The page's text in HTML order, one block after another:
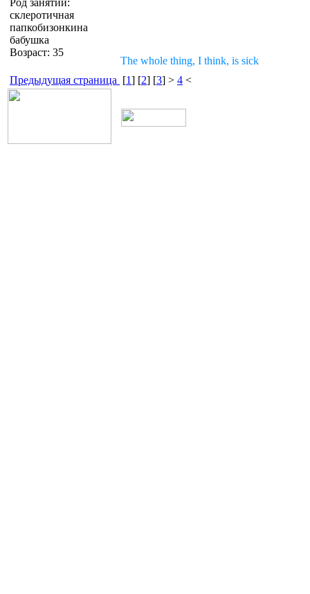
склеротичная
папкобизонкина
бабушка
Возраст: 35
The whole thing, I think, is sick
Предыдущая страница [1] [2] [3] > 4 <